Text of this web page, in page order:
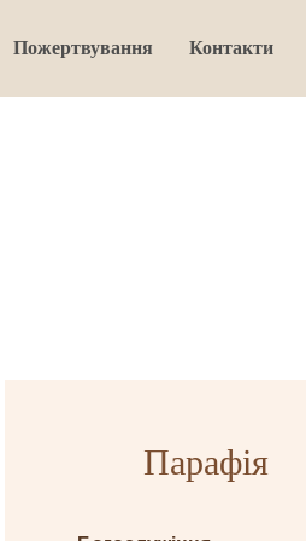
Пожертвування Контакти
Парафія